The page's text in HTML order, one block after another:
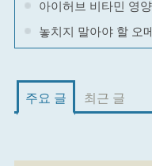
아이허브 비타민 영
놓치지 말아야 할 오
주요 글 최근 글